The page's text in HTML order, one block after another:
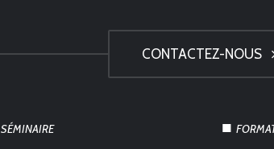
CONTACTEZ-NOUS
SÉMINAIRE